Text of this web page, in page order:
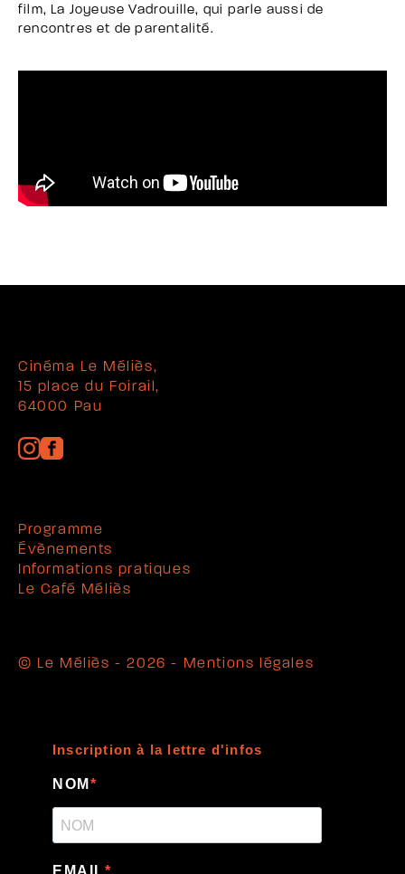
film, La Joyeuse Vadrouille, qui parle aussi de
rencontres et de parentalité.
Cinéma Le Méliès,
15 place du Foirail,
64000 Pau
Programme
Évènements
Informations pratiques
Le Café Méliès
© Le Méliès - 2026 - Mentions légales
Inscription à la lettre d'infos
NOM